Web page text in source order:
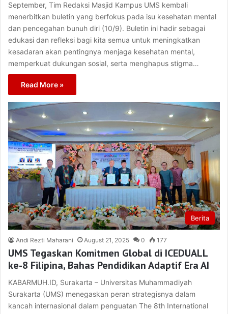
September, Tim Redaksi Masjid Kampus UMS kembali
menerbitkan buletin yang berfokus pada isu kesehatan mental
dan pencegahan bunuh diri (10/9). Buletin ini hadir sebagai
edukasi dan refleksi bagi kita semua untuk meningkatkan
kesadaran akan pentingnya menjaga kesehatan mental,
memperkuat dukungan sosial, serta menghapus stigma…
Read More »
Berita
Andi Rezti Maharani August 21, 2025 0 177
UMS Tegaskan Komitmen Global di ICEDUALL
ke-8 Filipina, Bahas Pendidikan Adaptif Era AI
KABARMUH.ID, Surakarta – Universitas Muhammadiyah
Surakarta (UMS) menegaskan peran strategisnya dalam
kancah internasional dalam penguatan The 8th International